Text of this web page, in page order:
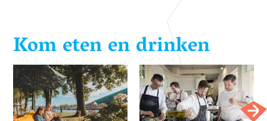
Kom eten en drinken